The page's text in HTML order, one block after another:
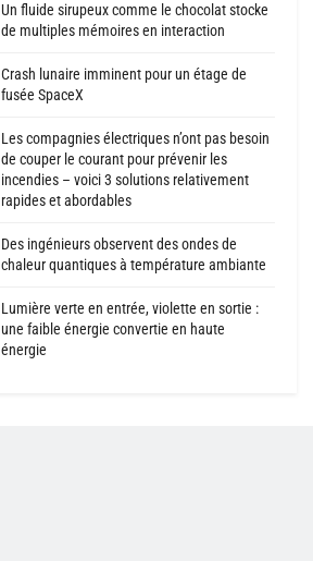
Un fluide sirupeux comme le chocolat stocke
de multiples mémoires en interaction
Crash lunaire imminent pour un étage de
fusée SpaceX
Les compagnies électriques n’ont pas besoin
de couper le courant pour prévenir les
incendies – voici 3 solutions relativement
rapides et abordables
Des ingénieurs observent des ondes de
chaleur quantiques à température ambiante
Lumière verte en entrée, violette en sortie :
une faible énergie convertie en haute
énergie